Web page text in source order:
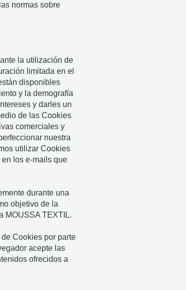
normas sobre
la utilización de
limitada en el
disponibles
y la demografía
y darles un
de las Cookies
comerciales y
nuestra
utilizar Cookies
los e-mails que
durante una
objetivo de la
MOUSSA TEXTIL.
Cookies por parte
acepte las
ofrecidos a